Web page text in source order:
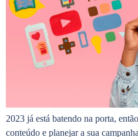
2023 já está batendo na porta,
conteúdo e planejar a sua